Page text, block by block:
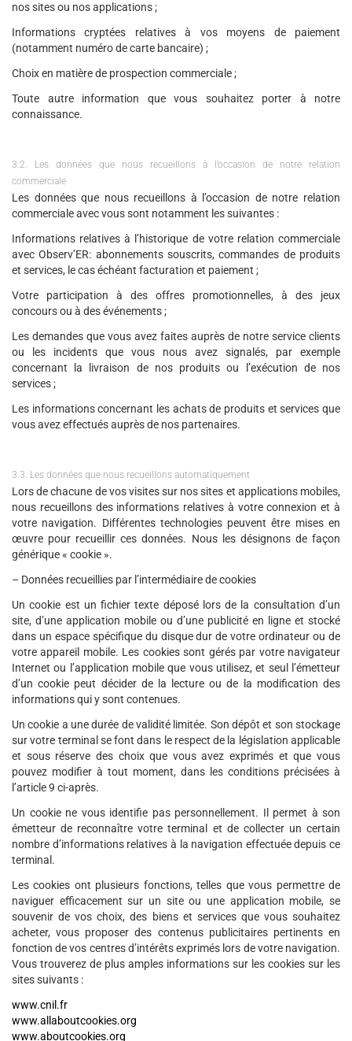
nos sites ou nos applications ;
Informations cryptées relatives à vos moyens de paiement
(notamment numéro de carte bancaire) ;
Choix en matière de prospection commerciale ;
Toute autre information que vous souhaitez porter à notre
connaissance.
3.2. Les données que nous recueillons à l’occasion de notre relation
commerciale
Les données que nous recueillons à l’occasion de notre relation
commerciale avec vous sont notamment les suivantes :
Informations relatives à l’historique de votre relation commerciale
avec Observ’ER: abonnements souscrits, commandes de produits
et services, le cas échéant facturation et paiement ;
Votre participation à des offres promotionnelles, à des jeux
concours ou à des événements ;
Les demandes que vous avez faites auprès de notre service clients
ou les incidents que vous nous avez signalés, par exemple
concernant la livraison de nos produits ou l’exécution de nos
services ;
Les informations concernant les achats de produits et services que
vous avez effectués auprès de nos partenaires.
3.3. Les données que nous recueillons automatiquement
Lors de chacune de vos visites sur nos sites et applications mobiles,
nous recueillons des informations relatives à votre connexion et à
votre navigation. Différentes technologies peuvent être mises en
œuvre pour recueillir ces données. Nous les désignons de façon
générique « cookie ».
– Données recueillies par l’intermédiaire de cookies
Un cookie est un fichier texte déposé lors de la consultation d’un
site, d’une application mobile ou d’une publicité en ligne et stocké
dans un espace spécifique du disque dur de votre ordinateur ou de
votre appareil mobile. Les cookies sont gérés par votre navigateur
Internet ou l’application mobile que vous utilisez, et seul l’émetteur
d’un cookie peut décider de la lecture ou de la modification des
informations qui y sont contenues.
Un cookie a une durée de validité limitée. Son dépôt et son stockage
sur votre terminal se font dans le respect de la législation applicable
et sous réserve des choix que vous avez exprimés et que vous
pouvez modifier à tout moment, dans les conditions précisées à
l’article 9 ci-après.
Un cookie ne vous identifie pas personnellement. Il permet à son
émetteur de reconnaître votre terminal et de collecter un certain
nombre d’informations relatives à la navigation effectuée depuis ce
terminal.
Les cookies ont plusieurs fonctions, telles que vous permettre de
naviguer efficacement sur un site ou une application mobile, se
souvenir de vos choix, des biens et services que vous souhaitez
acheter, vous proposer des contenus publicitaires pertinents en
fonction de vos centres d’intérêts exprimés lors de votre navigation.
Vous trouverez de plus amples informations sur les cookies sur les
sites suivants :
www.cnil.fr
www.allaboutcookies.org
www.aboutcookies.org